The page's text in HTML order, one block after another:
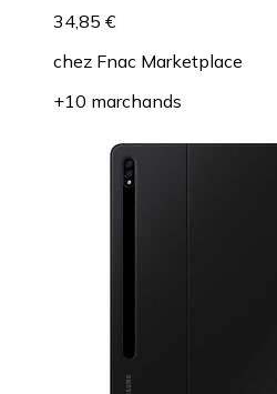
34,85 €
chez Fnac Marketplace
+10 marchands